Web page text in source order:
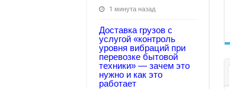
1 минута назад
Доставка грузов с
услугой «контроль
уровня вибраций при
перевозке бытовой
техники» — зачем это
нужно и как это
работает